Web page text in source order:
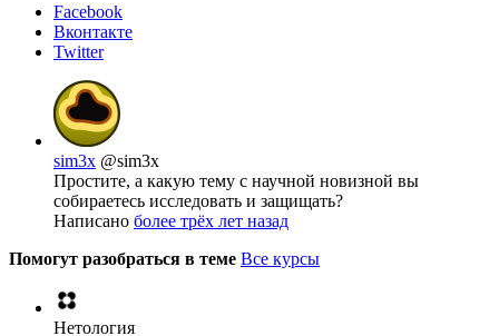
Facebook
Вконтакте
Twitter
sim3x @sim3x
Простите, а какую тему с научной новизной вы
собираетесь исследовать и защищать?
Написано более трёх лет назад
Помогут разобраться в теме Все курсы
Нетология